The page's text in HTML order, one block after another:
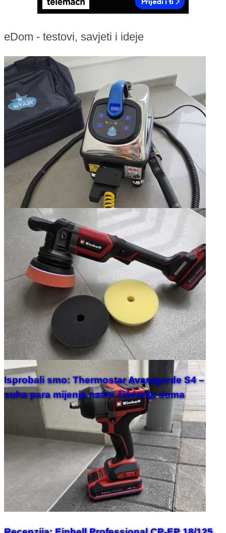
eDom - testovi, savjeti i ideje
Isprobali smo: Thermostar Avantgarde S4 –
suha para mijenja način čišćenja doma